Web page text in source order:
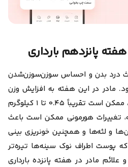
پانزدهم بارداری
باعث درد بدن و احساس سوزن‌سوزن‌شدن
مادر در این هفته به افزایش وزن
ادامه می‌دهد و باتوجه‌به BMI‌، ممکن است تقریباً ۰.۴۵ تا ۱ کیلوگرم
تغییرات هورمونی ممکن است باعث
و لثه‌ها و همچنین خونریزی بینی
پوست اطراف نوک سینه‌ها تیره‌تر
مادر در هفته پانزده بارداری